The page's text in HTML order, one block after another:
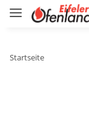
Startseite